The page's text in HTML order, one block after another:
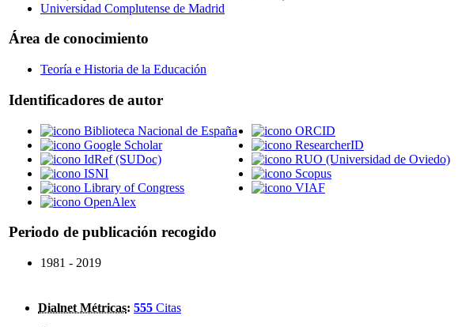
Universidad Complutense de Madrid
Área de conocimiento
Teoría e Historia de la Educación
Identificadores de autor
Biblioteca Nacional de España
Google Scholar
IdRef (SUDoc)
ISNI
Library of Congress
OpenAlex
ORCID
ResearcherID
RUO (Universidad de Oviedo)
Scopus
VIAF
Periodo de publicación recogido
1981 - 2019
Dialnet Métricas: 555 Citas